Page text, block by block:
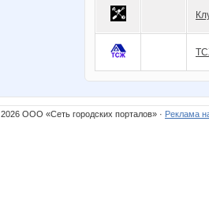
ООО «Сеть городских порталов» · Реклама